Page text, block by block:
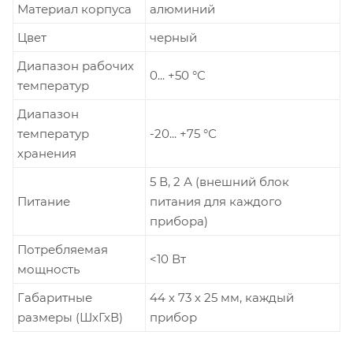
Материал корпуса
алюминий
Цвет
черный
Диапазон рабочих
температур
0... +50 °С
Диапазон
температур
хранения
-20... +75 °С
Питание
5 В, 2 А (внешний блок
питания для каждого
прибора)
Потребляемая
мощность
<10 Вт
Габаритные
размеры (ШхГхВ)
44 х 73 х 25 мм, каждый
прибор